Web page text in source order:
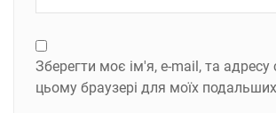
Зберегти моє ім'я, e-mail, та адресу
цьому браузері для моїх